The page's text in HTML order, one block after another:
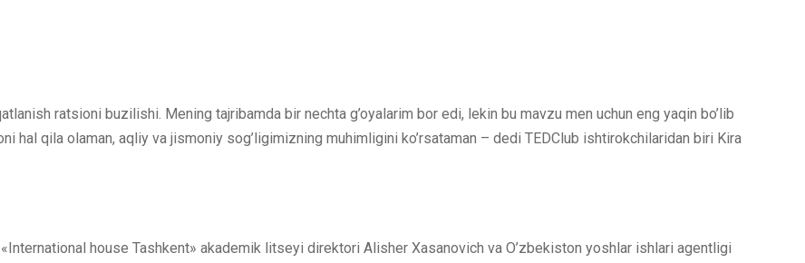
ratsioni buzilishi. Mening tajribamda bir nechta g’oyalarim bor edi, lekin bu mavzu men uchun eng yaqin bo’lib
hal qila olaman, aqliy va jismoniy sog’ligimizning muhimligini ko’rsataman – dedi TEDClub ishtirokchilaridan biri Kira
house Tashkent» akademik litseyi direktori Alisher Xasanovich va O’zbekiston yoshlar ishlari agentligi